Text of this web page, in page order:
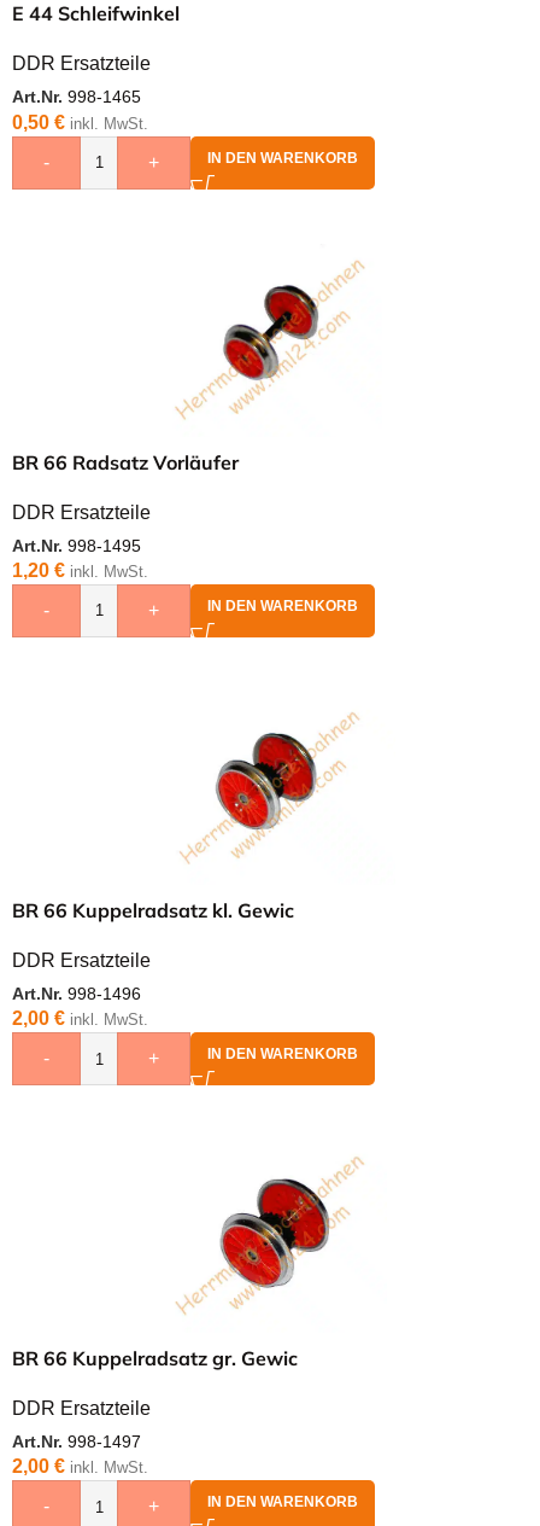
E 44 Schleifwinkel
DDR Ersatzteile
Art.Nr. 998-1465
0,50 € inkl. MwSt.
- + IN DEN WARENKORB
BR 66 Radsatz Vorläufer
DDR Ersatzteile
Art.Nr. 998-1495
1,20 € inkl. MwSt.
- + IN DEN WARENKORB
BR 66 Kuppelradsatz kl. Gewic
DDR Ersatzteile
Art.Nr. 998-1496
2,00 € inkl. MwSt.
- + IN DEN WARENKORB
BR 66 Kuppelradsatz gr. Gewic
DDR Ersatzteile
Art.Nr. 998-1497
2,00 € inkl. MwSt.
- + IN DEN WARENKORB